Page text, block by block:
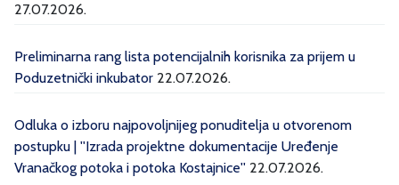
27.07.2026.
Preliminarna rang lista potencijalnih korisnika za prijem u
Poduzetnički inkubator 22.07.2026.
Odluka o izboru najpovoljnijeg ponuditelja u otvorenom
postupku | ''Izrada projektne dokumentacije Uređenje
Vranačkog potoka i potoka Kostajnice'' 22.07.2026.